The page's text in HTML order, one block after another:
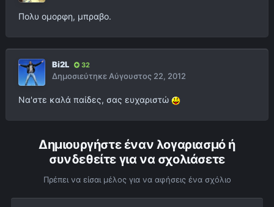
Πολυ ομορφη, μπραβο.
Bi2L 32
ΔημοσιεύτηκεΑύγουστος 22, 2012
Να'στε καλά παίδες, σας ευχαριστώ
Δημιουργήστε έναν λογαριασμό ή
συνδεθείτε για να σχολιάσετε
Πρέπει να είσαι μέλος για να αφήσεις ένα σχόλιο